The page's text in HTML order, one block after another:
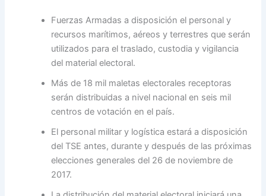
Fuerzas Armadas a disposición el personal y
recursos marítimos, aéreos y terrestres que serán
utilizados para el traslado, custodia y vigilancia
del material electoral.
Más de 18 mil maletas electorales receptoras
serán distribuidas a nivel nacional en seis mil
centros de votación en el país.
El personal militar y logística estará a disposición
del TSE antes, durante y después de las próximas
elecciones generales del 26 de noviembre de
2017.